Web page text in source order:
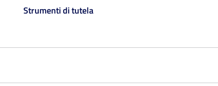
Strumenti di tutela